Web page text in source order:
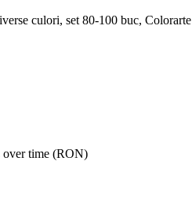
culori, set 80-100 buc, Colorarte
over time (RON)